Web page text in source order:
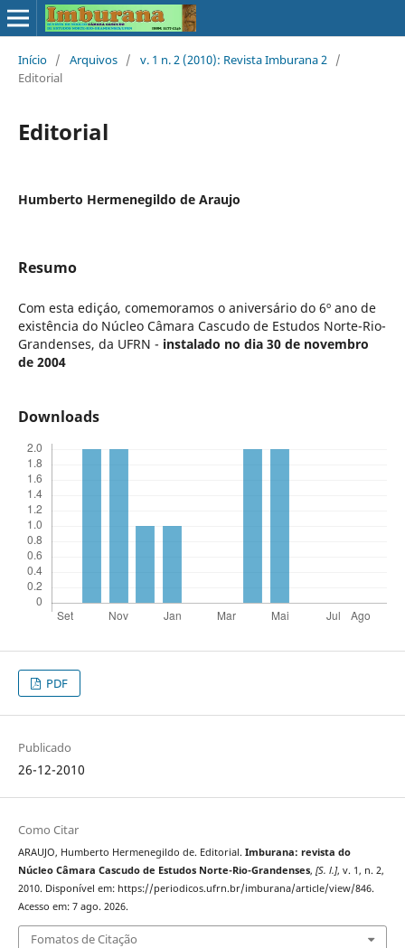
Início / Arquivos / v. 1 n. 2 (2010): Revista Imburana 2 /
Editorial
Editorial
Humberto Hermenegildo de Araujo
Resumo
Com esta ediçáo, comemoramos o aniversário do 6º ano de
existência do Núcleo Câmara Cascudo de Estudos Norte-Rio-
Grandenses, da UFRN - instalado no dia 30 de novembro
de 2004
Downloads
PDF
Publicado
26-12-2010
Como Citar
ARAUJO, Humberto Hermenegildo de. Editorial. Imburana: revista do
Núcleo Câmara Cascudo de Estudos Norte-Rio-Grandenses, [S. l.], v. 1, n. 2,
2010. Disponível em: https://periodicos.ufrn.br/imburana/article/view/846.
Acesso em: 7 ago. 2026.
Fomatos de Citação